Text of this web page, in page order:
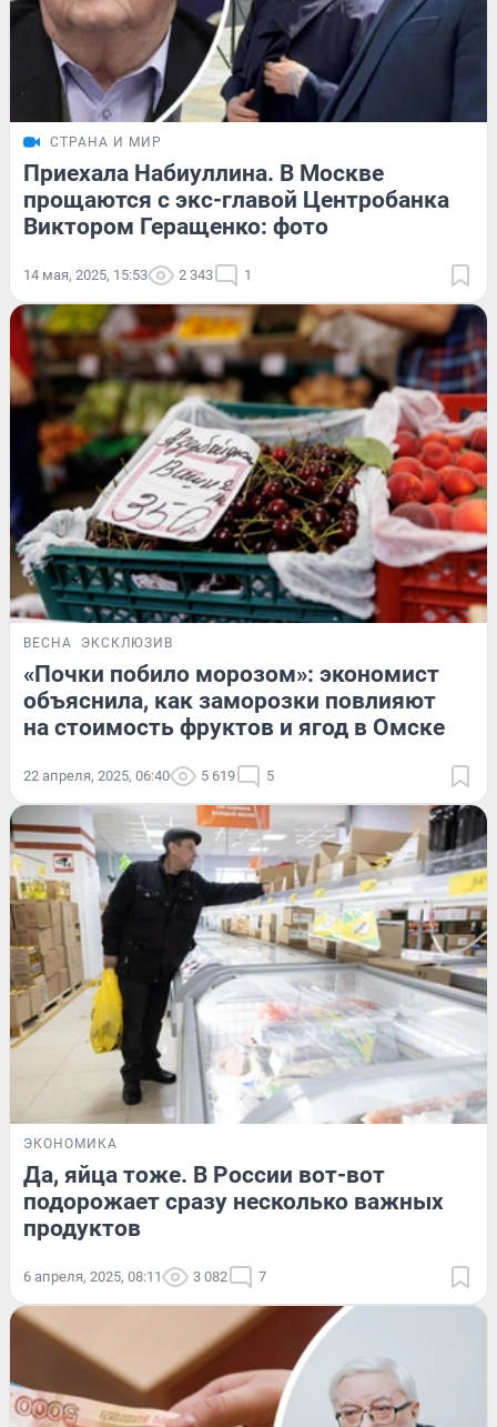
СТРАНА И МИР
Приехала Набиуллина. В Москве
прощаются с экс-главой Центробанка
Виктором Геращенко: фото
14 мая, 2025, 15:53 2 343 1
ВЕСНА ЭКСКЛЮЗИВ
«Почки побило морозом»: экономист
объяснила, как заморозки повлияют
на стоимость фруктов и ягод в Омске
22 апреля, 2025, 06:40 5 619 5
ЭКОНОМИКА
Да, яйца тоже. В России вот-вот
подорожает сразу несколько важных
продуктов
6 апреля, 2025, 08:11 3 082 7